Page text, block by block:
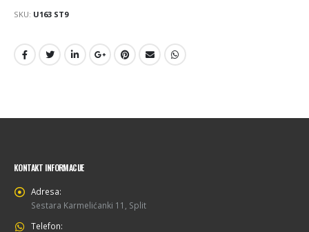
SKU: U163 ST9
KONTAKT INFORMACIJE
Adresa:
Sestara Karmelićanki 11, Split
Telefon: